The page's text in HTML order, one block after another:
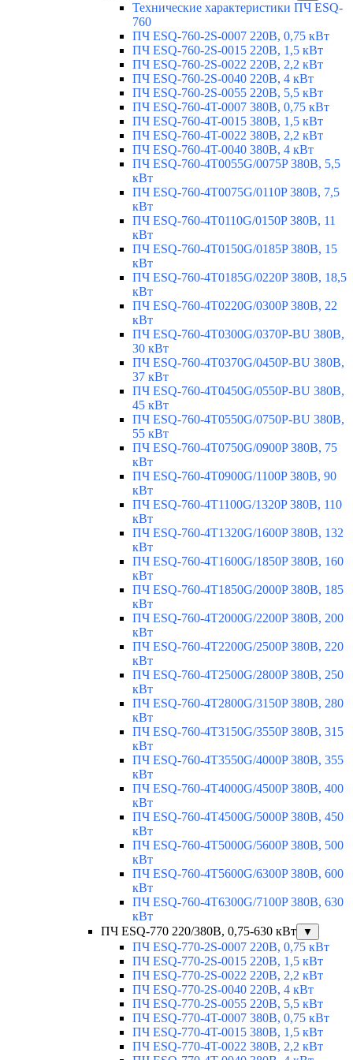
Технические характеристики ПЧ ESQ-
760
ПЧ ESQ-760-2S-0007 220В, 0,75 кВт
ПЧ ESQ-760-2S-0015 220В, 1,5 кВт
ПЧ ESQ-760-2S-0022 220В, 2,2 кВт
ПЧ ESQ-760-2S-0040 220В, 4 кВт
ПЧ ESQ-760-2S-0055 220В, 5,5 кВт
ПЧ ESQ-760-4T-0007 380В, 0,75 кВт
ПЧ ESQ-760-4T-0015 380В, 1,5 кВт
ПЧ ESQ-760-4T-0022 380В, 2,2 кВт
ПЧ ESQ-760-4T-0040 380В, 4 кВт
ПЧ ESQ-760-4T0055G/0075P 380В, 5,5
кВт
ПЧ ESQ-760-4T0075G/0110P 380В, 7,5
кВт
ПЧ ESQ-760-4T0110G/0150P 380В, 11
кВт
ПЧ ESQ-760-4T0150G/0185P 380В, 15
кВт
ПЧ ESQ-760-4T0185G/0220P 380В, 18,5
кВт
ПЧ ESQ-760-4T0220G/0300P 380В, 22
кВт
ПЧ ESQ-760-4T0300G/0370P-BU 380В,
30 кВт
ПЧ ESQ-760-4T0370G/0450P-BU 380В,
37 кВт
ПЧ ESQ-760-4T0450G/0550P-BU 380В,
45 кВт
ПЧ ESQ-760-4T0550G/0750P-BU 380В,
55 кВт
ПЧ ESQ-760-4T0750G/0900P 380В, 75
кВт
ПЧ ESQ-760-4T0900G/1100P 380В, 90
кВт
ПЧ ESQ-760-4T1100G/1320P 380В, 110
кВт
ПЧ ESQ-760-4T1320G/1600P 380В, 132
кВт
ПЧ ESQ-760-4T1600G/1850P 380В, 160
кВт
ПЧ ESQ-760-4T1850G/2000P 380В, 185
кВт
ПЧ ESQ-760-4T2000G/2200P 380В, 200
кВт
ПЧ ESQ-760-4T2200G/2500P 380В, 220
кВт
ПЧ ESQ-760-4T2500G/2800P 380В, 250
кВт
ПЧ ESQ-760-4T2800G/3150P 380В, 280
кВт
ПЧ ESQ-760-4T3150G/3550P 380В, 315
кВт
ПЧ ESQ-760-4T3550G/4000P 380В, 355
кВт
ПЧ ESQ-760-4T4000G/4500P 380В, 400
кВт
ПЧ ESQ-760-4T4500G/5000P 380В, 450
кВт
ПЧ ESQ-760-4T5000G/5600P 380В, 500
кВт
ПЧ ESQ-760-4T5600G/6300P 380В, 600
кВт
ПЧ ESQ-760-4T6300G/7100P 380В, 630
кВт
ПЧ ESQ-770 220/380В, 0,75-630 кВт
▼
ПЧ ESQ-770-2S-0007 220В, 0,75 кВт
ПЧ ESQ-770-2S-0015 220В, 1,5 кВт
ПЧ ESQ-770-2S-0022 220В, 2,2 кВт
ПЧ ESQ-770-2S-0040 220В, 4 кВт
ПЧ ESQ-770-2S-0055 220В, 5,5 кВт
ПЧ ESQ-770-4T-0007 380В, 0,75 кВт
ПЧ ESQ-770-4T-0015 380В, 1,5 кВт
ПЧ ESQ-770-4T-0022 380В, 2,2 кВт